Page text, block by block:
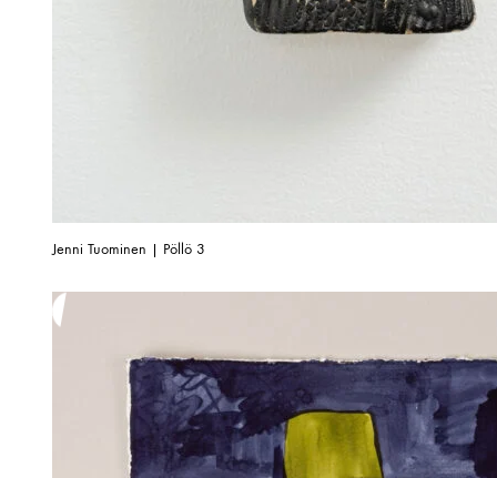
Jenni Tuominen | Pöllö 3